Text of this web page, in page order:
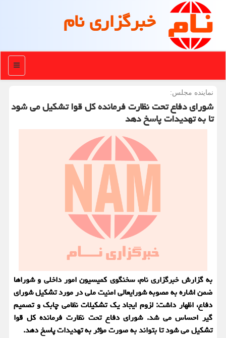
خبرگزاری نام
منو
نماینده مجلس:
شورای دفاع تحت نظارت فرمانده کل قوا تشکیل می شود
تا به تهدیدات پاسخ دهد
به گزارش خبرگزاری نام، سخنگوی کمیسیون امور داخلی و شوراها
ضمن اشاره به مصوبه شورایعالی امنیت ملی در مورد تشکیل شورای
دفاع، اظهار داشت: لزوم ایجاد یک تشکیلات نظامی چابک و تصمیم
گیر احساس می شد. شورای دفاع تحت نظارت فرمانده کل قوا
تشکیل می شود تا بتواند به صورت مؤثر به تهدیدات پاسخ دهد.